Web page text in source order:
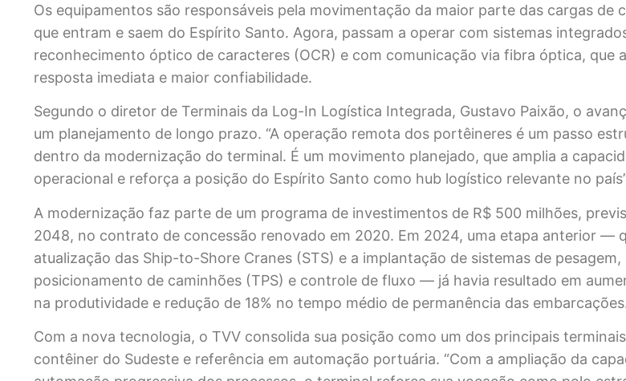
Os equipamentos são responsáveis pela movimentação da maior parte das cargas de
que entram e saem do Espírito Santo. Agora, passam a operar com sistemas
reconhecimento óptico de caracteres (OCR) e com comunicação via fibra óptica, que
resposta imediata e maior confiabilidade.
Segundo o diretor de Terminais da Log-In Logística Integrada, Gustavo Paixão, o
um planejamento de longo prazo. “A operação remota dos portêineres é um passo
dentro da modernização do terminal. É um movimento planejado, que amplia a
operacional e reforça a posição do Espírito Santo como hub logístico relevante no
A modernização faz parte de um programa de investimentos de R$ 500 milhões,
2048, no contrato de concessão renovado em 2020. Em 2024, uma etapa anterior —
atualização das Ship-to-Shore Cranes (STS) e a implantação de sistemas de pesagem,
posicionamento de caminhões (TPS) e controle de fluxo — já havia resultado em
na produtividade e redução de 18% no tempo médio de permanência das
Com a nova tecnologia, o TVV consolida sua posição como um dos principais
contêiner do Sudeste e referência em automação portuária. “Com a ampliação da